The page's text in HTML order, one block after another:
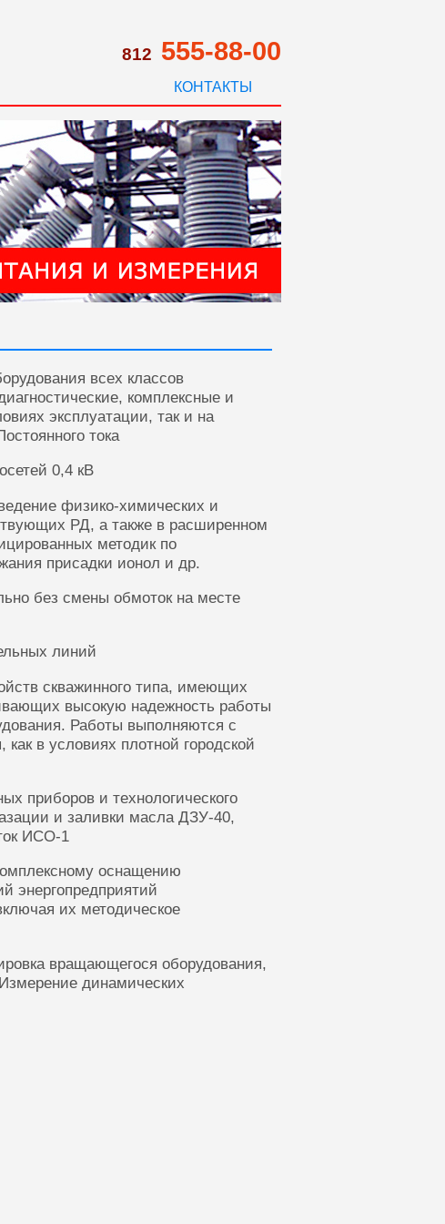
812 555-88-00
КОНТАКТЫ
всех классов
комплексные и
эксплуатации, так и на
тока
0,4 кВ
физико-химических и
РД, а также в расширенном
методик по
присадки ионол и др.
без смены обмоток на месте
линий
скважинного типа, имеющих
высокую надежность работы
Работы выполняются с
в условиях плотной городской
приборов и технологического
и заливки масла ДЗУ-40,
ИСО-1
оснащению
энергопредприятий
их методическое
вращающегося оборудования,
динамических